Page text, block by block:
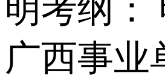
明考纲：
广西事业